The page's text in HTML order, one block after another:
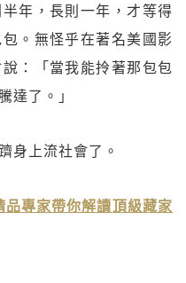
年，長則一年，才等得
。無怪乎在著名美國影
：「當我能拎著那包包
達了。」
身上流社會了。
專家帶你解讀頂級藏家